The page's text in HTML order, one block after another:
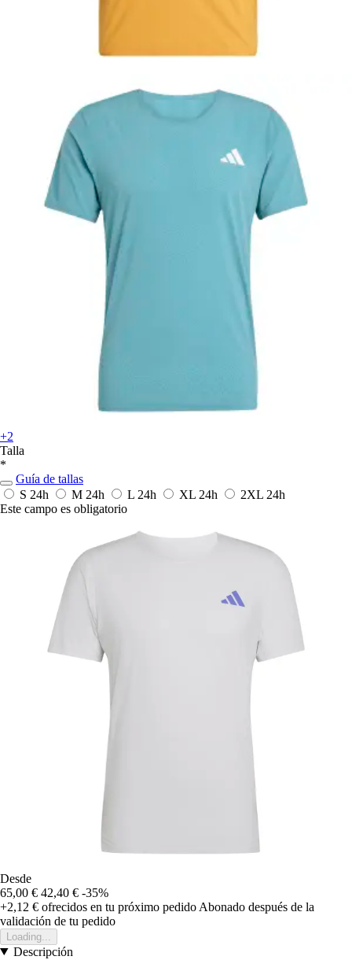
+2
Talla
*
Guía de tallas
S 24h M 24h L 24h XL 24h 2XL 24h
Este campo es obligatorio
Desde
65,00 € 42,40 € -35%
+2,12 € ofrecidos en tu próximo pedido Abonado después de la
validación de tu pedido
Loading...
Descripción